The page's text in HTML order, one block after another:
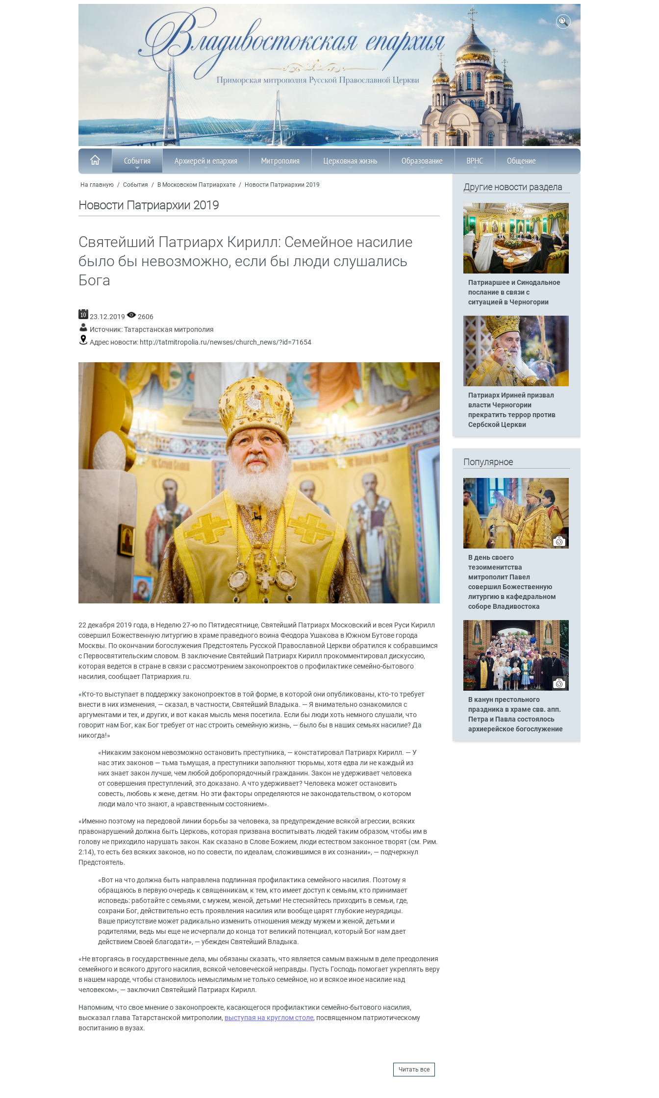
События Архиерей и епархия Митрополия Церковная жизнь Образование ВРНС Общение
На главную / События / В Московском Патриархате / Новости Патриархии 2019
Новости Патриархии 2019
Святейший Патриарх Кирилл: Семейное насилие
было бы невозможно, если бы люди слушались
Бога
23.12.2019
2606
Источник:Татарстанская митрополия
Адрес новости: http://tatmitropolia.ru/newses/church_news/?id=71654
22 декабря 2019 года, в Неделю 27-ю по Пятидесятнице, Святейший Патриарх Московский и всея Руси Кирилл
совершил Божественную литургию в храме праведного воина Феодора Ушакова в Южном Бутове города
Москвы. По окончании богослужения Предстоятель Русской Православной Церкви обратился к собравшимся
с Первосвятительским словом. В заключение Святейший Патриарх Кирилл прокомментировал дискуссию,
которая ведется в стране в связи с рассмотрением законопроектов о профилактике семейно-бытового
насилия, сообщает Патриархия.ru.
«Кто-то выступает в поддержку законопроектов в той форме, в которой они опубликованы, кто-то требует
внести в них изменения, — сказал, в частности, Святейший Владыка. — Я внимательно ознакомился с
аргументами и тех, и других, и вот какая мысль меня посетила. Если бы люди хоть немного слушали, что
говорит нам Бог, как Бог требует от нас строить семейную жизнь, — было бы в наших семьях насилие? Да
никогда!»
«Никаким законом невозможно остановить преступника, — констатировал Патриарх Кирилл. — У
нас этих законов — тьма тьмущая, а преступники заполняют тюрьмы, хотя едва ли не каждый из
них знает закон лучше, чем любой добропорядочный гражданин. Закон не удерживает человека
от совершения преступлений, это доказано. А что удерживает? Человека может остановить
совесть, любовь к жене, детям. Но эти факторы определяются не законодательством, о котором
люди мало что знают, а нравственным состоянием».
«Именно поэтому на передовой линии борьбы за человека, за предупреждение всякой агрессии, всяких
правонарушений должна быть Церковь, которая призвана воспитывать людей таким образом, чтобы им в
голову не приходило нарушать закон. Как сказано в Слове Божием, люди естеством законное творят (см. Рим.
2:14), то есть без всяких законов, но по совести, по идеалам, сложившимся в их сознании», — подчеркнул
Предстоятель.
«Вот на что должна быть направлена подлинная профилактика семейного насилия. Поэтому я
обращаюсь в первую очередь к священникам, к тем, кто имеет доступ к семьям, кто принимает
исповедь: работайте с семьями, с мужем, женой, детьми! Не стесняйтесь приходить в семьи, где,
сохрани Бог, действительно есть проявления насилия или вообще царят глубокие неурядицы.
Ваше присутствие может радикально изменить отношения между мужем и женой, детьми и
родителями, ведь мы еще не исчерпали до конца тот великий потенциал, который Бог нам дает
действием Своей благодати», — убежден Святейший Владыка.
«Не вторгаясь в государственные дела, мы обязаны сказать, что является самым важным в деле преодоления
семейного и всякого другого насилия, всякой человеческой неправды. Пусть Господь помогает укреплять веру
в нашем народе, чтобы становилось немыслимым не только семейное, но и всякое иное насилие над
человеком», — заключил Святейший Патриарх Кирилл.
Напомним, что свое мнение о законопроекте, касающегося профилактики семейно-бытового насилия,
высказал глава Татарстанской митрополии, выступая на круглом столе, посвященном патриотическому
воспитанию в вузах.
Читать все
Другие новости раздела
Патриаршее и Синодальное
послание в связи с
ситуацией в Черногории
Патриарх Ириней призвал
власти Черногории
прекратить террор против
Сербской Церкви
Популярное
В день своего
тезоименитства
митрополит Павел
совершил Божественную
литургию в кафедральном
соборе Владивостока
В канун престольного
праздника в храме свв. апп.
Петра и Павла состоялось
архиерейское богослужение